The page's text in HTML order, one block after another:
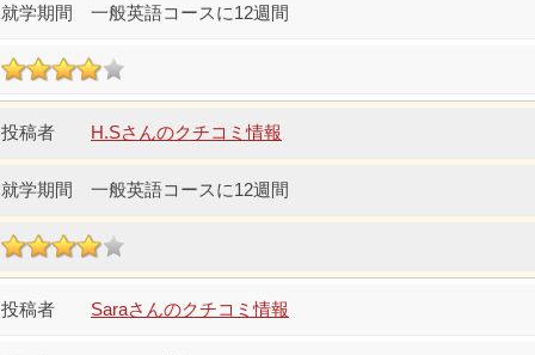
一般英語コースに12週間
H.Sさんのクチコミ情報
一般英語コースに12週間
Saraさんのクチコミ情報